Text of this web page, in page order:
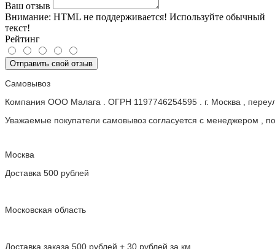
Ваш отзыв
Внимание: HTML не поддерживается! Используйте обычный
текст!
Рейтинг
Отправить свой отзыв
Самовывоз
Компания ООО Малага . ОГРН 1197746254595 . г. Москва ,
Уважаемые покупатели самовывоз согласуется с менеджером ,
Москва
Доставка 500 рублей
Московская область
Доставка заказа 500 рублей + 30 рублей за км .